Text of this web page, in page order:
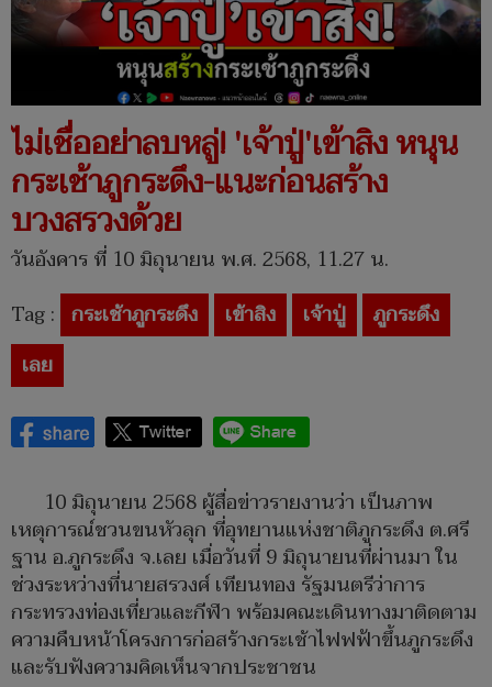
ไม่เชื่ออย่าลบหลู่! 'เจ้าปู่'เข้าสิง หนุน
กระเช้าภูกระดึง-แนะก่อนสร้าง
บวงสรวงด้วย
วันอังคาร ที่ 10 มิถุนายน พ.ศ. 2568, 11.27 น.
Tag : กระเช้าภูกระดึง เข้าสิง เจ้าปู่
ภูกระดึง
เลย
10 มิถุนายน 2568 ผู้สื่อข่าวรายงานว่า เป็นภาพ
เหตุการณ์ชวนขนหัวลุก ที่อุทยานแห่งชาติภูกระดึง ต.ศรี
ฐาน อ.ภูกระดึง จ.เลย เมื่อวันที่ 9 มิถุนายนที่ผ่านมา ใน
ช่วงระหว่างที่นายสรวงศ์ เทียนทอง รัฐมนตรีว่าการ
กระทรวงท่องเที่ยวและกีฬา พร้อมคณะเดินทางมาติดตาม
ความคืบหน้าโครงการก่อสร้างกระเช้าไฟฟฟ้าขึ้นภูกระดึง
และรับฟังความคิดเห็นจากประชาชน